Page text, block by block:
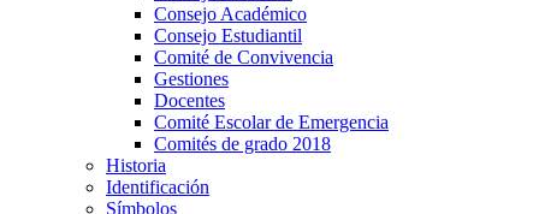
Consejo Académico
Consejo Estudiantil
Comité de Convivencia
Gestiones
Docentes
Comité Escolar de Emergencia
Comités de grado 2018
Historia
Identificación
Símbolos